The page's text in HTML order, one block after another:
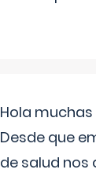
Hola
Desde que
de salud nos